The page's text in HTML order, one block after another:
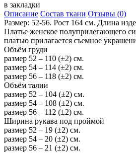
в закладки
Описание Состав ткани Отзывы (0)
Размер: 52-56. Рост 164 см. Длина
Платье женское полуприлегающего
платью прилагается съемное
Объём груди
размер 52 – 110 (±2) см.
размер 54 – 114 (±2) см.
размер 56 – 118 (±2) см.
Объём талии
размер 52 – 104 (±2) см.
размер 54 – 108 (±2) см.
размер 56 – 112 (±2) см.
Ширина рукава под проймой
размер 52 – 19 (±2) см.
размер 54 – 20 (±2) см.
размер 56 – 21 (±2) см.